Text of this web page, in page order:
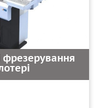
фрезерування